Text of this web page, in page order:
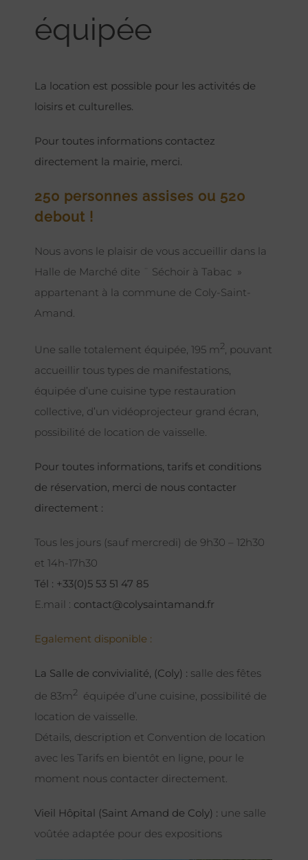
équipée
La location est possible pour les activités de
loisirs et culturelles.
Pour toutes informations contactez
directement la mairie, merci.
250 personnes assises ou 520
debout !
Nous avons le plaisir de vous accueillir dans la
Halle de Marché dite ¨ Séchoir à Tabac »
appartenant à la commune de Coly-Saint-
Amand.
Une salle totalement équipée, 195 m2 , pouvant
accueillir tous types de manifestations,
équipée d’une cuisine type restauration
collective, d’un vidéoprojecteur grand écran,
possibilité de location de vaisselle.
Pour toutes informations, tarifs et conditions
de réservation, merci de nous contacter
directement :
Tous les jours (sauf mercredi) de 9h30 – 12h30
et 14h-17h30
Tél : +33(0)5 53 51 47 85
E.mail : contact@colysaintamand.fr
Egalement disponible :
La Salle de convivialité, (Coly) : salle des fêtes
de 83m2
équipée d’une cuisine, possibilité de
location de vaisselle.
Détails, description et Convention de location
avec les Tarifs en bientôt en ligne, pour le
moment nous contacter directement.
Vieil Hôpital (Saint Amand de Coly) : une salle
voûtée adaptée pour des expositions